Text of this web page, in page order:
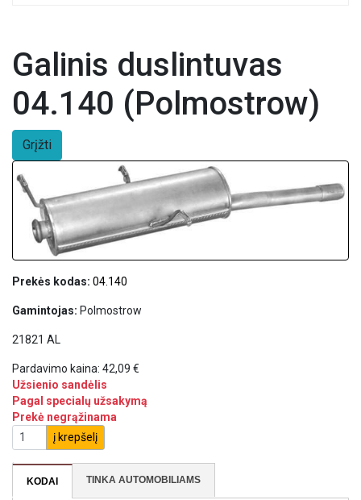
Galinis duslintuvas
04.140 (Polmostrow)
Grįžti
Prekės kodas: 04.140
Gamintojas: Polmostrow
21821 AL
Pardavimo kaina: 42,09 €
Užsienio sandėlis
Pagal specialų užsakymą
Prekė negrąžinama
į krepšelį
KODAI TINKA AUTOMOBILIAMS